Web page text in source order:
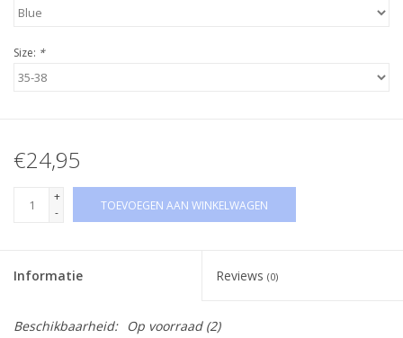
Size: *
€24,95
+
-
TOEVOEGEN AAN WINKELWAGEN
Informatie Reviews (0)
Beschikbaarheid: Op voorraad(2)